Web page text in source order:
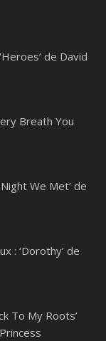
de David
Breath You
We Met’ de
: ‘Dorothy’ de
To My Roots’